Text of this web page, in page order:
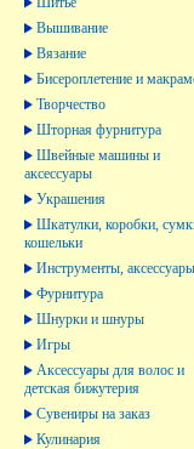
Вышивание
Вязание
Бисероплетение и
Творчество
Шторная фурнитура
Швейные машины и
аксессуары
Украшения
Шкатулки, коробки,
кошельки
Инструменты, аксессуары
Фурнитура
Шнурки и шнуры
Игры
Аксессуары для волос и
детская бижутерия
Сувениры на заказ
Кулинария